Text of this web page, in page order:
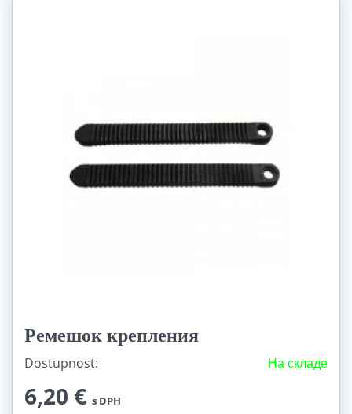
Ремешок крепления
Dostupnost: На складе
6,20 € s DPH